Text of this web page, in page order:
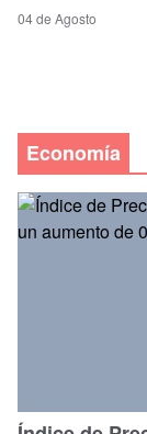
04 de Agosto
Economía